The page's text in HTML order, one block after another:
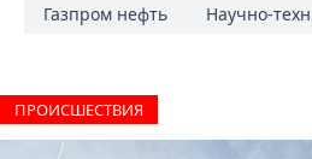
Газпром нефть
Научно-
ПРОИCШЕСТВИЯ